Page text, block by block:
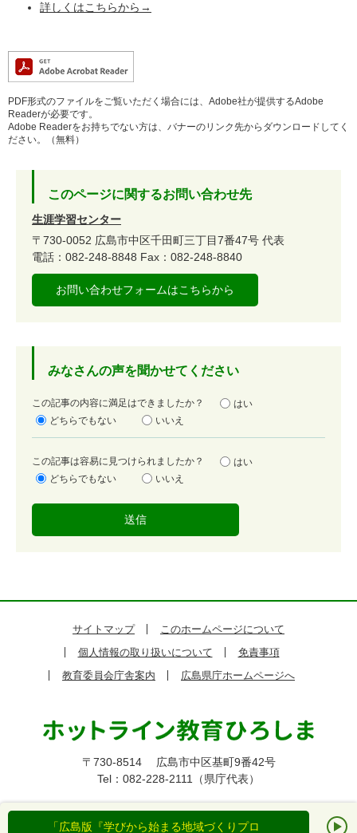
詳しくはこちらから→
「広島版『学びから始まる地域づくりプロ
PDF形式のファイルをご覧いただく場合には、Adobe社が提供するAdobe
Readerが必要です。
Adobe Readerをお持ちでない方は、バナーのリンク先からダウンロードしてく
ださい。（無料）
このページに関するお問い合わせ先
生涯学習センター
〒730-0052 広島市中区千田町三丁目7番47号 代表
電話：082-248-8848 Fax：082-248-8840
お問い合わせフォームはこちらから
みなさんの声を聞かせてください
満
足
この記事の内容に満足はできましたか？
はい
どちらでもない
いいえ
容
易
この記事は容易に見つけられましたか？
はい
どちらでもない
いいえ
サイトマップ
このホームページについて
個人情報の取り扱いについて
免責事項
教育委員会庁舎案内
広島県庁ホームページへ
〒730-8514
広島市中区基町9番42号
Tel：082-228-2111（県庁代表）
All Rights Reserved,Copyright(c) 広島県教育委員会事務局